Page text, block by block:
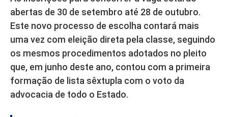
abertas de 30 de setembro até 28 de outubro.
Este novo processo de escolha contará mais
uma vez com eleição direta pela classe, seguindo
os mesmos procedimentos adotados no pleito
que, em junho deste ano, contou com a primeira
formação de lista sêxtupla com o voto da
advocacia de todo o Estado.